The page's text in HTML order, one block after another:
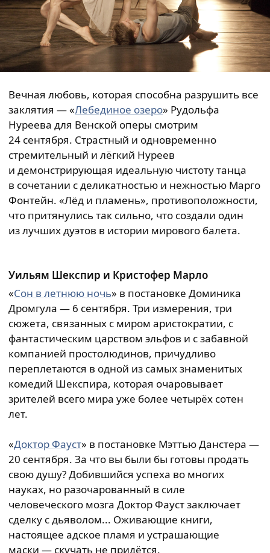
Вечная любовь, которая способна разрушить все
заклятия — «Лебединое озеро» Рудольфа
Нуреева для Венской оперы смотрим
24 сентября. Страстный и одновременно
стремительный и лёгкий Нуреев
и демонстрирующая идеальную чистоту танца
в сочетании с деликатностью и нежностью Марго
Фонтейн. «Лёд и пламень», противоположности,
что притянулись так сильно, что создали один
из лучших дуэтов в истории мирового балета.
Уильям Шекспир и Кристофер Марло
«Сон в летнюю ночь» в постановке Доминика
Дромгула — 6 сентября. Три измерения, три
сюжета, связанных с миром аристократии, с
фантастическим царством эльфов и с забавной
компанией простолюдинов, причудливо
переплетаются в одной из самых знаменитых
комедий Шекспира, которая очаровывает
зрителей всего мира уже более четырёх сотен
лет.
«Доктор Фауст» в постановке Мэттью Данстера —
20 сентября. За что вы были бы готовы продать
свою душу? Добившийся успеха во многих
науках, но разочарованный в силе
человеческого мозга Доктор Фауст заключает
сделку с дьяволом... Оживающие книги,
настоящее адское пламя и устрашающие
маски — скучать не придётся.